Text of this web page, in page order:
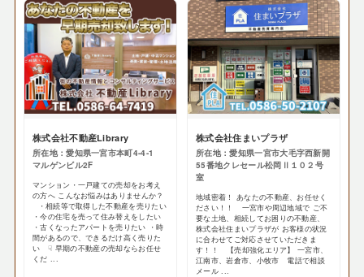
株式会社不動産Library
所在地：愛知県一宮市本町4-4-1
マルゲンビル2F
マンション・一戸建ての売却をお考え
の方へ こんなお悩みはありませんか？
・相続等で取得した不動産を売りたい
・今の住宅を売って住み替えをしたい
・古くなったアパートを売りたい ・時
間があるので、できるだけ高く売りた
い ☟ 早期の不動産の売却ならお任せ
くだ ...
株式会社住まいプラザ
所在地：愛知県一宮市大毛字西新開
55番地クレセール松岡Ⅱ１０２号
室
地域密着！ あなたの不動産、お任せく
ださい！！ 一宮市や周辺地域で ご不
要な土地、相続してお困りの不動産、
株式会社住まいプラザが お客様の状況
に合わせてご対応させていただきま
す！！ 【売却強化エリア】 一宮市、
江南市、岩倉市、小牧市 電話で相談
メール ...